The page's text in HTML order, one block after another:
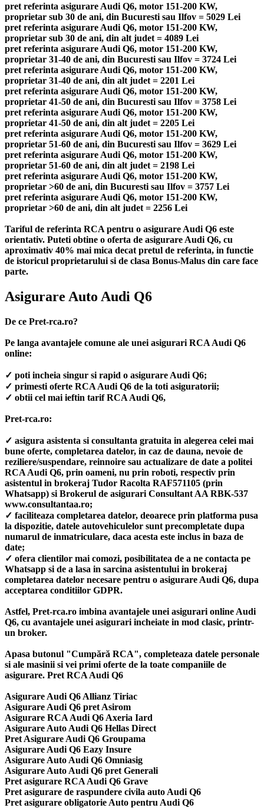
pret referinta asigurare Audi Q6, motor 151-200 KW,
proprietar sub 30 de ani, din Bucuresti sau Ilfov = 5029 Lei
pret referinta asigurare Audi Q6, motor 151-200 KW,
proprietar sub 30 de ani, din alt judet = 4089 Lei
pret referinta asigurare Audi Q6, motor 151-200 KW,
proprietar 31-40 de ani, din Bucuresti sau Ilfov = 3724 Lei
pret referinta asigurare Audi Q6, motor 151-200 KW,
proprietar 31-40 de ani, din alt judet = 2201 Lei
pret referinta asigurare Audi Q6, motor 151-200 KW,
proprietar 41-50 de ani, din Bucuresti sau Ilfov = 3758 Lei
pret referinta asigurare Audi Q6, motor 151-200 KW,
proprietar 41-50 de ani, din alt judet = 2205 Lei
pret referinta asigurare Audi Q6, motor 151-200 KW,
proprietar 51-60 de ani, din Bucuresti sau Ilfov = 3629 Lei
pret referinta asigurare Audi Q6, motor 151-200 KW,
proprietar 51-60 de ani, din alt judet = 2198 Lei
pret referinta asigurare Audi Q6, motor 151-200 KW,
proprietar >60 de ani, din Bucuresti sau Ilfov = 3757 Lei
pret referinta asigurare Audi Q6, motor 151-200 KW,
proprietar >60 de ani, din alt judet = 2256 Lei
Tariful de referinta RCA pentru o asigurare Audi Q6 este
orientativ. Puteti obtine o oferta de asigurare Audi Q6, cu
aproximativ 40% mai mica decat pretul de referinta, in functie
de istoricul proprietarului si de clasa Bonus-Malus din care face
parte.
Asigurare Auto Audi Q6
De ce Pret-rca.ro?
Pe langa avantajele comune ale unei asigurari RCA Audi Q6
online:
✓ poti incheia singur si rapid o asigurare Audi Q6;
✓ primesti oferte RCA Audi Q6 de la toti asiguratorii;
✓ obtii cel mai ieftin tarif RCA Audi Q6,
Pret-rca.ro:
✓ asigura asistenta si consultanta gratuita in alegerea celei mai
bune oferte, completarea datelor, in caz de dauna, nevoie de
reziliere/suspendare, reinnoire sau actualizare de date a politei
RCA Audi Q6, prin oameni, nu prin roboti, respectiv prin
asistentul in brokeraj Tudor Racolta RAF571105 (prin
Whatsapp) si Brokerul de asigurari Consultant AA RBK-537
www.consultantaa.ro;
✓ faciliteaza completarea datelor, deoarece prin platforma pusa
la dispozitie, datele autovehiculelor sunt precompletate dupa
numarul de inmatriculare, daca acesta este inclus in baza de
date;
✓ ofera clientilor mai comozi, posibilitatea de a ne contacta pe
Whatsapp si de a lasa in sarcina asistentului in brokeraj
completarea datelor necesare pentru o asigurare Audi Q6, dupa
acceptarea conditiilor GDPR.
Astfel, Pret-rca.ro imbina avantajele unei asigurari online Audi
Q6, cu avantajele unei asigurari incheiate in mod clasic, printr-
un broker.
Apasa butonul "Cumpără RCA", completeaza datele personale
si ale masinii si vei primi oferte de la toate companiile de
asigurare. Pret RCA Audi Q6
Asigurare Audi Q6 Allianz Tiriac
Asigurare Audi Q6 pret Asirom
Asigurare RCA Audi Q6 Axeria Iard
Asigurare Auto Audi Q6 Hellas Direct
Pret Asigurare Audi Q6 Groupama
Asigurare Audi Q6 Eazy Insure
Asigurare Auto Audi Q6 Omniasig
Asigurare Auto Audi Q6 pret Generali
Pret asigurare RCA Audi Q6 Grave
Pret asigurare de raspundere civila auto Audi Q6
Pret asigurare obligatorie Auto pentru Audi Q6